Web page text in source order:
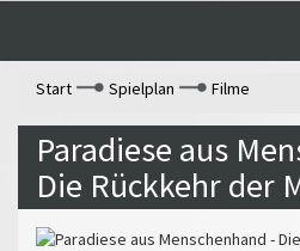
Start
Spielplan Filme
Paradiese aus
Die Rückkehr der